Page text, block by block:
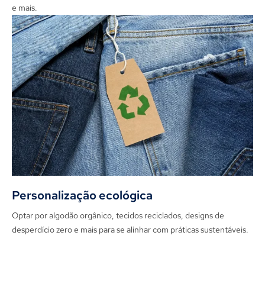
e mais.
Personalização ecológica
Optar por algodão orgânico, tecidos reciclados, designs de
desperdício zero e mais para se alinhar com práticas sustentáveis.